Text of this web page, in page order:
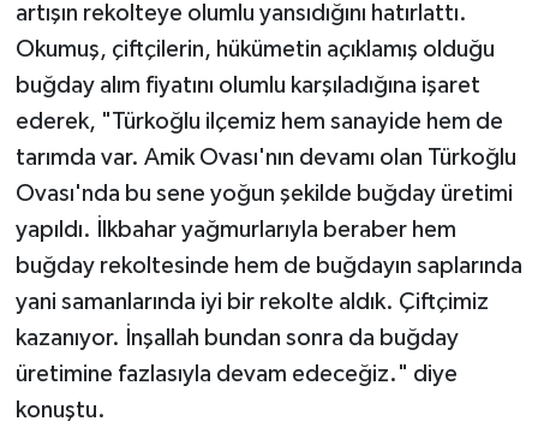
artışın rekolteye olumlu yansıdığını hatırlattı.
Okumuş, çiftçilerin, hükümetin açıklamış olduğu
buğday alım fiyatını olumlu karşıladığına işaret
ederek, "Türkoğlu ilçemiz hem sanayide hem de
tarımda var. Amik Ovası'nın devamı olan Türkoğlu
Ovası'nda bu sene yoğun şekilde buğday üretimi
yapıldı. İlkbahar yağmurlarıyla beraber hem
buğday rekoltesinde hem de buğdayın saplarında
yani samanlarında iyi bir rekolte aldık. Çiftçimiz
kazanıyor. İnşallah bundan sonra da buğday
üretimine fazlasıyla devam edeceğiz." diye
konuştu.
KİTAP
HEDEF2020
OTOMOBİL
MİZAH
TARİH